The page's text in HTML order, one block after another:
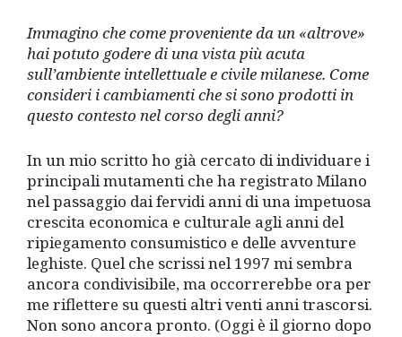
Immagino che come proveniente da un «altrove»
hai potuto godere di una vista più acuta
sull’ambiente intellettuale e civile milanese. Come
consideri i cambiamenti che si sono prodotti in
questo contesto nel corso degli anni?
In un mio scritto ho già cercato di individuare i
principali mutamenti che ha registrato Milano
nel passaggio dai fervidi anni di una impetuosa
crescita economica e culturale agli anni del
ripiegamento consumistico e delle avventure
leghiste. Quel che scrissi nel 1997 mi sembra
ancora condivisibile, ma occorrerebbe ora per
me riflettere su questi altri venti anni trascorsi.
Non sono ancora pronto. (Oggi è il giorno dopo